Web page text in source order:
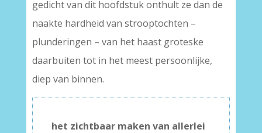
gedicht van dit hoofdstuk onthult ze dan de
naakte hardheid van strooptochten –
plunderingen – van het haast groteske
daarbuiten tot in het meest persoonlijke,
diep van binnen.
het zichtbaar maken van allerlei